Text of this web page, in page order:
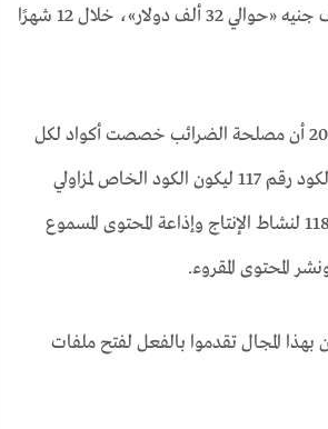
بمأمورية القيمة المضافة، إذا بلغت إيراداتهم 500 ألف جنيه «حوالي 32 ألف دولار»، خلال 12 شهرًا
وفق البيان – جاء في الكتاب الدوري رقم 89 لسنة 2021 أن مصلحة الضرائب خصصت أكواد لكل
المختلفة إذ حددت الكود رقم 117 ليكون الكود الخاص لمزاولي
نشاط التجارة الإليكترونية بينما خصصت الكود رقم 118 لنشاط الإنتاج وإذاعة المحتوى المسموع
بهذا المجال تقدموا بالفعل لفتح ملفات